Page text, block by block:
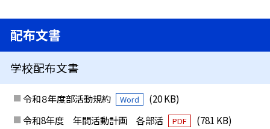
配布文書
学校配布文書
令和８年度部活動規約 Word
(20 KB)
令和8年度 年間活動計画 各部活
PDF (781 KB)